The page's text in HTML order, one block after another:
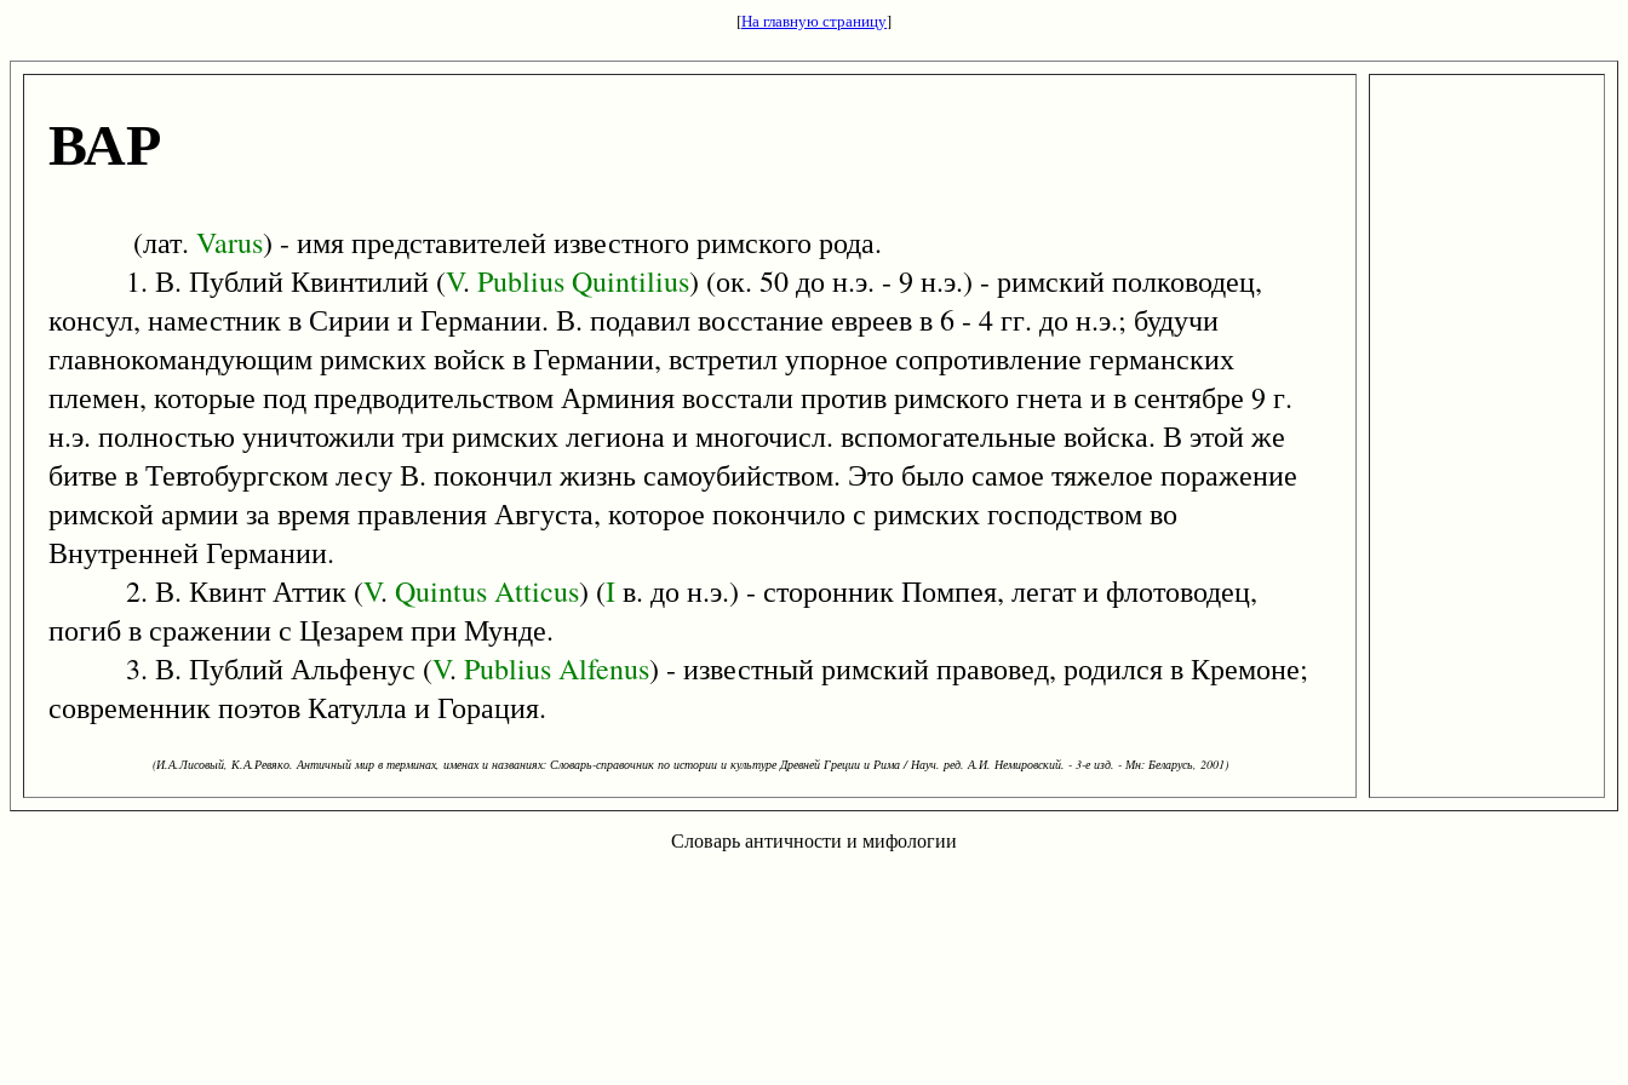
[На главную страницу]
ВАР
(лат. Varus) - имя представителей известного римского рода.
1. В. Публий Квинтилий (V. PubliusQuintilius) (ок. 50 до н.э. - 9 н.э.) - римский полководец,
консул, наместник в Сирии и Германии. В. подавил восстание евреев в 6 - 4 гг. до н.э.; будучи
главнокомандующим римских войск в Германии, встретил упорное сопротивление германских
племен, которые под предводительством Арминия восстали против римского гнета и в сентябре 9 г.
н.э. полностью уничтожили три римских легиона и многочисл. вспомогательные войска. В этой же
битве в Тевтобургском лесу В. покончил жизнь самоубийством. Это было самое тяжелое поражение
римской армии за время правления Августа, которое покончило с римских господством во
Внутренней Германии.
2. В. Квинт Аттик (V. QuintusAtticus) (Iв. до н.э.) - сторонник Помпея, легат и флотоводец,
погиб в сражении с Цезарем при Мунде.
3. В. Публий Альфенус (V. PubliusAlfenus) - известный римский правовед, родился в Кремоне;
современник поэтов Катулла и Горация.
(И.А.Лисовый, К.А.Ревяко. Античный мир в терминах, именах и названиях: Словарь-справочник по истории и культуре Древней Греции и Рима / Науч. ред. А.И. Немировский. - 3-е изд. - Мн: Беларусь, 2001)
Словарь античности и мифологии